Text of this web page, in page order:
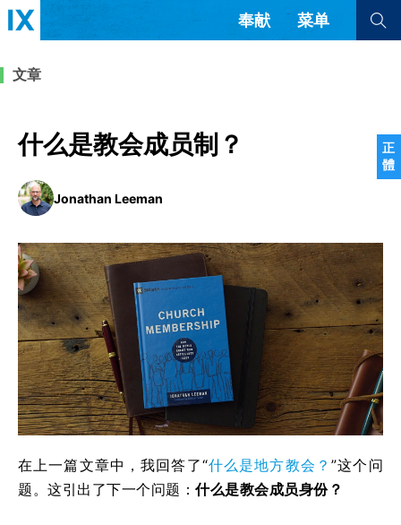
正
體
奉献 菜单
教会带领 解经式讲道与神学
福音传讲与宣教 成员制与教会纪律
团契生活与祷告
查看全部
查看全部
简体中文 正體中文
英语
西班牙语
葡萄牙语
俄语
乌兹别克语
达里语
波斯语
法语
罗马尼亚语
波兰语
越南语
意大利语
德语
韩语
土耳其语
阿拉伯语
阿尔巴尼亚语
塞尔维亚语 柬埔寨语
文章
什么是教会成员制？
Jonathan Leeman
在上一篇文章中，我回答了“什么是地方教会？”这个问
题。这引出了下一个问题： 什么是教会成员身份？